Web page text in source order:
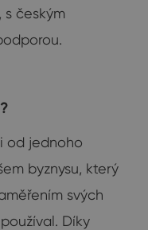
s českým
od jednoho
byznysu, který
svých
Díky